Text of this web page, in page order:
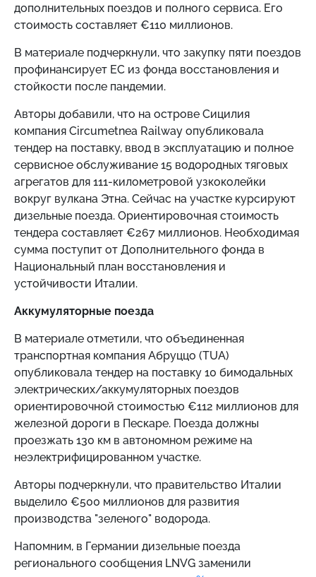
дополнительных поездов и полного сервиса. Его
стоимость составляет €110 миллионов.
В материале подчеркнули, что закупку пяти поездов
профинансирует ЕС из фонда восстановления и
стойкости после пандемии.
Авторы добавили, что на острове Сицилия
компания Circumetnea Railway опубликовала
тендер на поставку, ввод в эксплуатацию и полное
сервисное обслуживание 15 водородных тяговых
агрегатов для 111-километровой узкоколейки
вокруг вулкана Этна. Сейчас на участке курсируют
дизельные поезда. Ориентировочная стоимость
тендера составляет €267 миллионов. Необходимая
сумма поступит от Дополнительного фонда в
Национальный план восстановления и
устойчивости Италии.
Аккумуляторные поезда
В материале отметили, что объединенная
транспортная компания Абруццо (TUA)
опубликовала тендер на поставку 10 бимодальных
электрических/аккумуляторных поездов
ориентировочной стоимостью €112 миллионов для
железной дороги в Пескаре. Поезда должны
проезжать 130 км в автономном режиме на
неэлектрифицированном участке.
Авторы подчеркнули, что правительство Италии
выделило €500 миллионов для развития
производства "зеленого" водорода.
Напомним, в Германии дизельные поезда
регионального сообщения LNVG заменили